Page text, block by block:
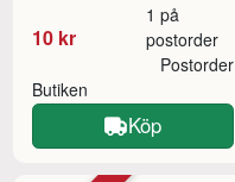
10 kr
1 på
postorder
Butiken
Postorder
Köp